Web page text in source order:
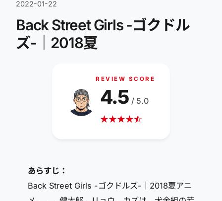
2022-01-22
Back Street Girls -ゴクドル
ズ-｜2018夏
REVIEW SCORE
★★★★☆
★
4.5 / 5.0
あらすじ：
Back Street Girls -ゴクドルズ-｜2018夏アニ